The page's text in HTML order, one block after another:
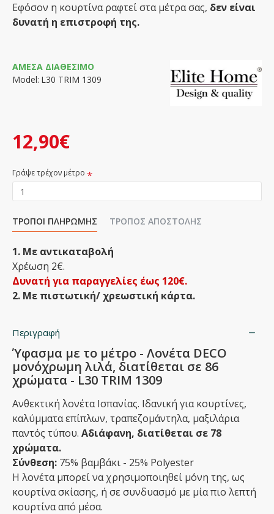
Εφόσον η κουρτίνα ραφτεί στα μέτρα σας, δεν είναι
δυνατή η επιστροφή της.
12,90€
ΆΜΕΣΑ ΔΙΑΘΈΣΙΜΟ
Model: L30 TRIM 1309
Γράψε τρέχον μέτρο
ΤΡΌΠΟΙ ΠΛΗΡΩΜΉΣ ΤΡΌΠΟΣ ΑΠΟΣΤΟΛΉΣ
1. Με αντικαταβολή
Χρέωση 2€.
Δυνατή για παραγγελίες έως 120€.
2. Με πιστωτική/ χρεωστική κάρτα.
Περιγραφή
Ύφασμα με το μέτρο - Λονέτα DECO
μονόχρωμη λιλά, διατίθεται σε 86
χρώματα - L30 TRIM 1309
Ανθεκτική λονέτα Ισπανίας. Ιδανική για κουρτίνες,
καλύμματα επίπλων, τραπεζομάντηλα, μαξιλάρια
παντός τύπου. Αδιάφανη, διατίθεται σε 78
χρώματα.
Σύνθεση: 75% βαμβάκι - 25% Polyester
Η λονέτα μπορεί να χρησιμοποιηθεί μόνη της, ως
κουρτίνα σκίασης, ή σε συνδυασμό με μία πιο λεπτή
κουρτίνα από μέσα.